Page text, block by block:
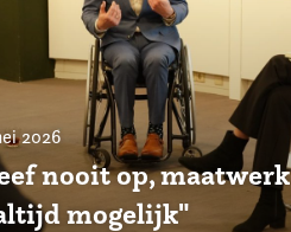
2026
nooit op, maatwerk
mogelijk"